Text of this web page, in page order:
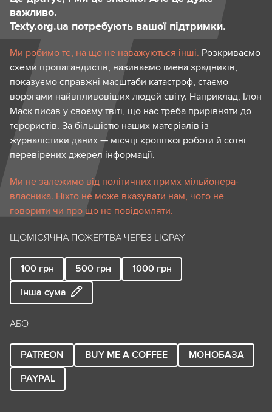
важливо.
Texty.org.ua потребують вашої підтримки.
Ми робимо те, на що не наважуються інші. Розкриваємо
схеми пропагандистів, називаємо імена зрадників,
показуємо справжні масштаби катастроф, стаємо
ворогами найвпливовіших людей світу. Наприклад, Ілон
Маск писав у своєму твіті, що нас треба прирівняти до
терористів. За більшістю наших матеріалів із
журналістики даних — місяці кропіткої роботи й сотні
перевірених джерел інформації.
Ми не залежимо від політичних примх мільйонера-
власника. Ніхто не може вказувати нам, чого не
говорити чи про що не повідомляти.
ЩОМІСЯЧНА ПОЖЕРТВА ЧЕРЕЗ LIQPAY
100 грн 500 грн 1000 грн
Інша сума
АБО
PATREON BUY ME A COFFEE
МОНОБАЗА
PAYPAL